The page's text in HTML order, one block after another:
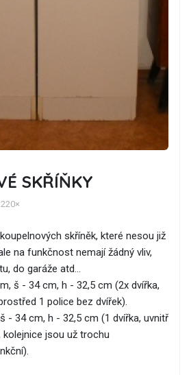
SKŘÍŇKY
skříněk, které nesou již
na funkčnost nemají žádný vliv,
do garáže atd...
š - 34 cm, h - 32,5 cm (2x dvířka,
1 police bez dvířek).
- 34 cm, h - 32,5 cm (1 dvířka, uvnitř
kolejnice jsou už trochu